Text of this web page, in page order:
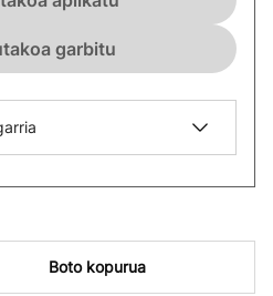
garbitu
Boto kopurua